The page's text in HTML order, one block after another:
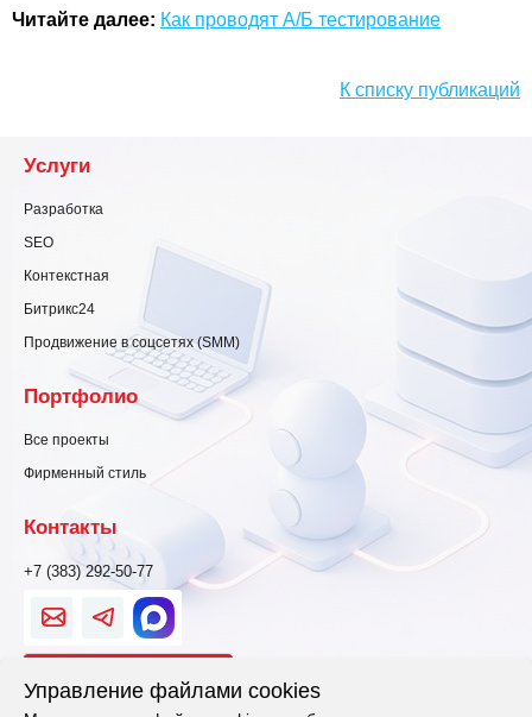
Читайте далее: Как проводят А/Б тестирование
К списку публикаций
Услуги
Разработка
SEO
Контекстная
Битрикс24
Продвижение в соцсетях (SMM)
Портфолио
Все проекты
Фирменный стиль
Контакты
+7 (383) 292-50-77
Свяжитесь
Управление файлами cookies